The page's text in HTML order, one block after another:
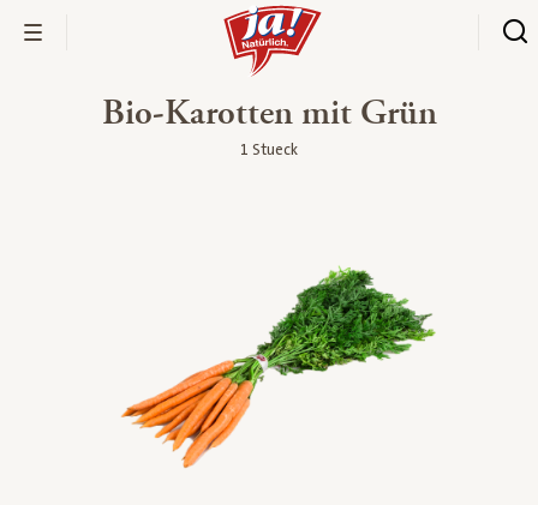
Bio-Karotten mit Grün
1 Stueck